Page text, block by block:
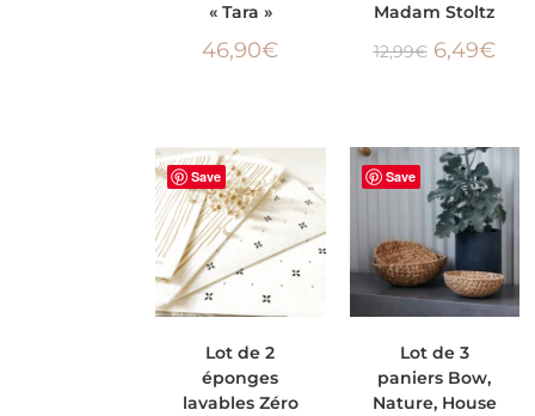
« Tara »
46,90€
Madam Stoltz
12,99€ 6,49€
Save
PANIER
Lot de 2
éponges
lavables Zéro
Save
PANIER
Lot de 3
paniers Bow,
Nature, House